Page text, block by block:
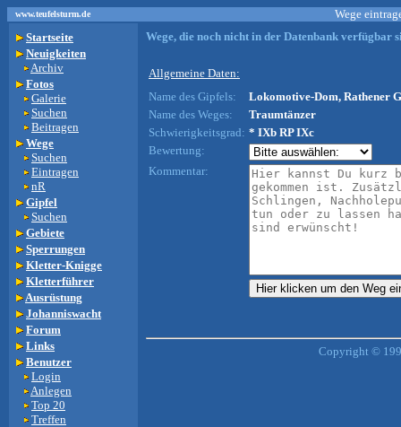
www.teufelsturm.de
Wege
Startseite
Neuigkeiten
Archiv
Fotos
Galerie
Suchen
Beitragen
Wege
Suchen
Eintragen
nR
Gipfel
Suchen
Gebiete
Sperrungen
Kletter-Knigge
Kletterführer
Ausrüstung
Johanniswacht
Forum
Links
Benutzer
Login
Anlegen
Top 20
Treffen
Wege, die noch nicht in der Datenbank verfügbar
Allgemeine Daten:
Name des Gipfels:
Lokomotive-Dom, Rathener
Name des Weges:
Traumtänzer
Schwierigkeitsgrad: * IXb RP IXc
Bewertung:
Kommentar:
Copyright ©